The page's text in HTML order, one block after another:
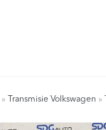
» Transmisie Volkswagen »